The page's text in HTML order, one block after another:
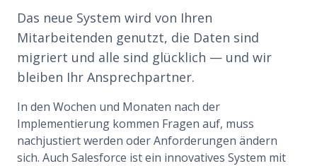
Das neue System wird von Ihren
Mitarbeitenden genutzt, die Daten sind
migriert und alle sind glücklich — und wir
bleiben Ihr Ansprechpartner.
In den Wochen und Monaten nach der
Implementierung kommen Fragen auf, muss
nachjustiert werden oder Anforderungen ändern
sich. Auch Salesforce ist ein innovatives System mit